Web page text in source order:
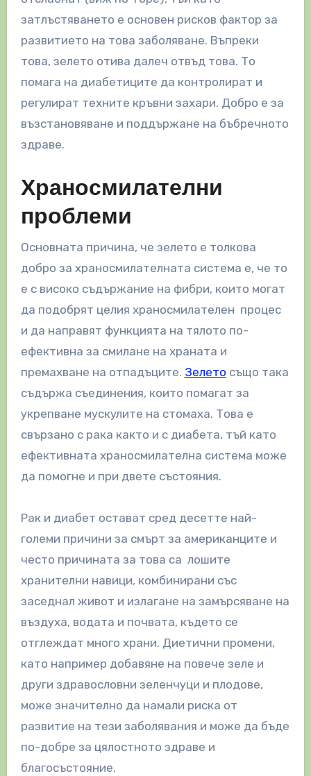
затлъстяването е основен рисков фактор за
развитието на това заболяване. Въпреки
това, зелето отива далеч отвъд това. То
помага на диабетиците да контролират и
регулират техните кръвни захари. Добро е за
възстановяване и поддържане на бъбречното
здраве.
Храносмилателни
проблеми
Основната причина, че зелето е толкова
добро за храносмилателната система е, че то
е с високо съдържание на фибри, които могат
да подобрят целия храносмилателен процес
и да направят функцията на тялото по-
ефективна за смилане на храната и
премахване на отпадъците. Зелето също така
съдържа съединения, които помагат за
укрепване мускулите на стомаха. Това е
свързано с рака както и с диабета, тъй като
ефективната храносмилателна система може
да помогне и при двете състояния.
Рак и диабет остават сред десетте най-
големи причини за смърт за американците и
често причината за това сa лошите
хранителни навици, комбинирани със
заседнал живот и излагане на замърсяване на
въздуха, водата и почвата, където се
отглеждат много храни. Диетични промени,
като например добавяне на повече зеле и
други здравословни зеленчуци и плодове,
може значително да намали риска от
развитие на тези заболявания и може да бъде
по-добре за цялостното здраве и
благосъстояние.